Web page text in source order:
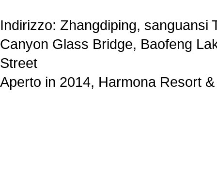
Indirizzo: Zhangdiping, sanguansi
Canyon Glass Bridge, Baofeng
Street
Aperto in 2014, Harmona Resort